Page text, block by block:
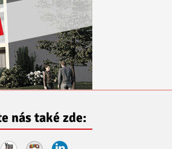
nás také zde: